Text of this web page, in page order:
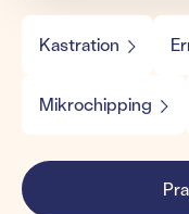
Kastration
Mikrochipping